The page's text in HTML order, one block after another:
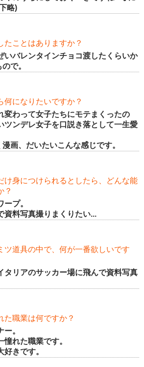
略)
たことはありますか？
いバレンタインチョコ渡したくらいか
で。
何になりたいですか？
変わって女子たちにモテまくったの
ツンデレ女子を口説き落として一生愛
画、だいたいこんな感じです。
け身につけられるとしたら、どんな能
？
プ。
資料写真撮りまくりたい...
ツ道具の中で、何が一番欲しいです
タリアのサッカー場に飛んで資料写真
た職業は何ですか？
。
れた職業です。
きです。